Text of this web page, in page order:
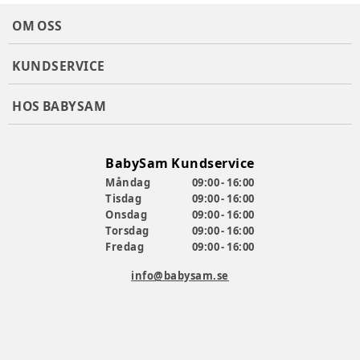
OM OSS
KUNDSERVICE
HOS BABYSAM
BabySam Kundservice
Måndag
09:00 - 16:00
Tisdag
09:00 - 16:00
Onsdag
09:00 - 16:00
Torsdag
09:00 - 16:00
Fredag
09:00 - 16:00
info@babysam.se